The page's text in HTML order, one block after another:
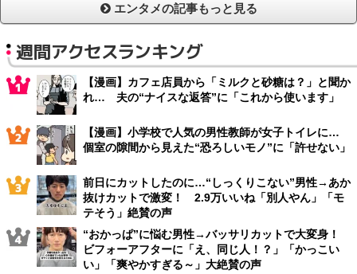
エンタメの記事もっと見る
週間アクセスランキング
【漫画】カフェ店員から「ミルクと砂糖は？」と聞か
れ… 夫の“ナイスな返答”に「これから使います」
【漫画】小学校で人気の男性教師が女子トイレに…
個室の隙間から見えた“恐ろしいモノ”に「許せない」
前日にカットしたのに…“しっくりこない”男性→あか
抜けカットで激変！ 2.9万いいね「別人やん」「モ
テそう」絶賛の声
“おかっぱ”に悩む男性→バッサリカットで大変身！
ビフォーアフターに「え、同じ人！？」「かっこい
い」「爽やかすぎる～」大絶賛の声